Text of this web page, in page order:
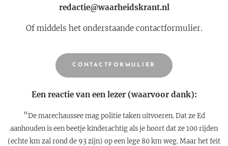
redactie@waarheidskrant.nl
Of middels het onderstaande contactformulier.
CONTACTFORMULIER
Een reactie van een lezer (waarvoor dank):
"De marechaussee mag politie taken uitvoeren. Dat ze Ed
aanhouden is een beetje kinderachtig als je hoort dat ze 100 rijden
(echte km zal rond de 93 zijn) op een lege 80 km weg. Maar het feit